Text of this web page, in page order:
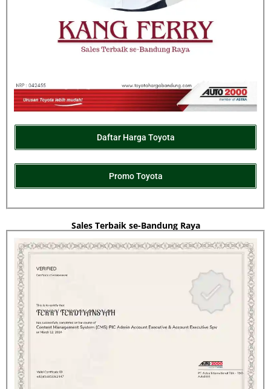
Daftar Harga Toyota
Promo Toyota
Sales Terbaik se-Bandung Raya